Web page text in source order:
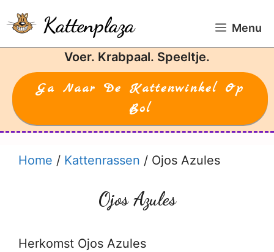
naar
de
Kattenplaza Menu
Voer. Krabpaal. Speeltje.
Ga Naar De Kattenwinkel Op
Bol
Home / Kattenrassen / Ojos Azules
Ojos Azules
Herkomst Ojos Azules